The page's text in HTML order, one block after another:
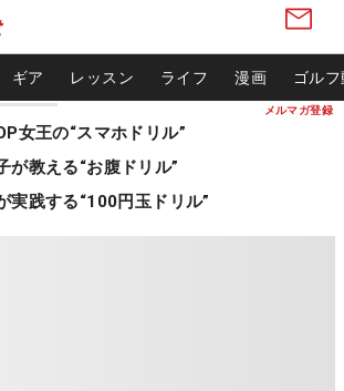
メルマガ登録
ギア レッスン ライフ 漫画 ゴル
女王の“スマホドリル”
が教える“お腹ドリル”
実践する“100円玉ドリル”